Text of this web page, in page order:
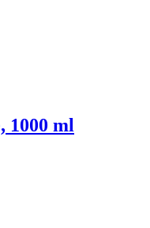
1000 ml